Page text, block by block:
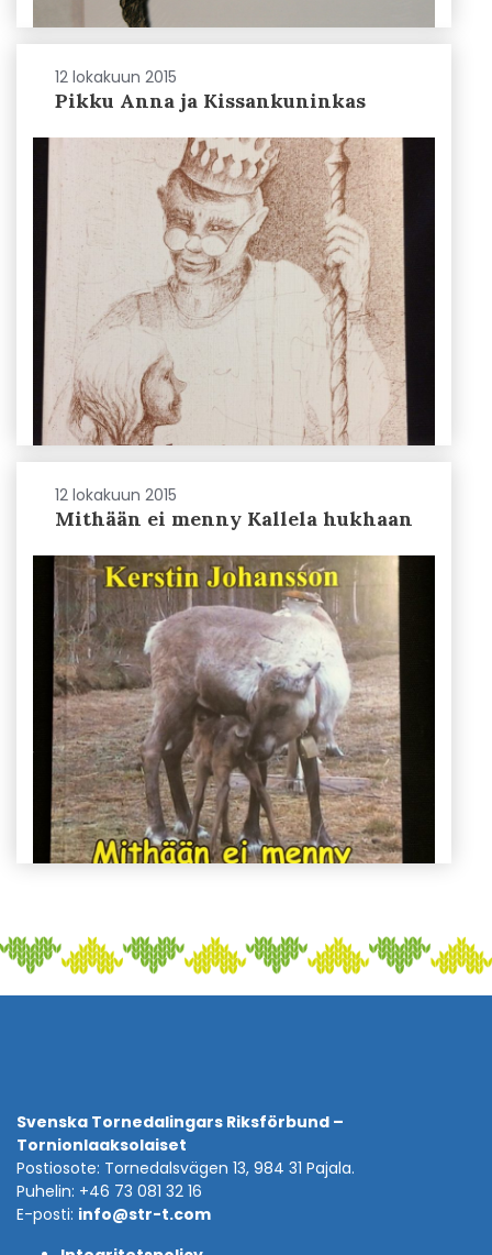
12 lokakuun 2015
Pikku Anna ja Kissankuninkas
12 lokakuun 2015
Mithään ei menny Kallela hukhaan
Svenska Tornedalingars Riksförbund –
Tornionlaaksolaiset
Postiosote: Tornedalsvägen 13, 984 31 Pajala.
Puhelin: +46 73 081 32 16
E-posti: info@str-t.com